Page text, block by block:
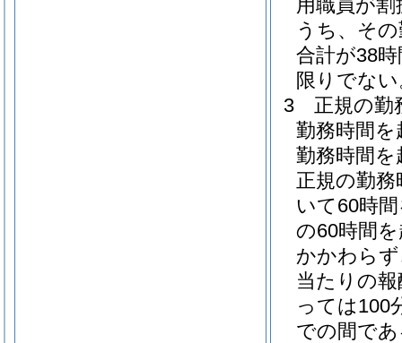
用職員が
うち、そ
合計が38
限りでな
3
正規の勤
勤務時間
勤務時間
正規の勤
いて60時
の60時間
かかわら
当たりの
っては100
での間で